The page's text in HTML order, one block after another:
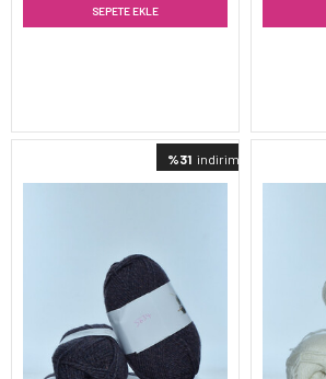
SEPETE EKLE
%31 indirimli